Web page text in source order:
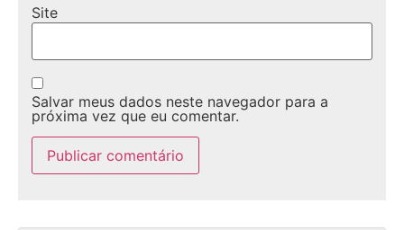
Site
Salvar meus dados neste navegador para a
próxima vez que eu comentar.